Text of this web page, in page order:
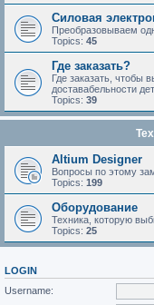
Силовая
Преобразовываем
Topics: 45
Где заказать?
Где заказать, чтобы
доставабельности
Topics: 39
Altium Designer
Вопросы по этому
Topics: 199
Оборудование
Техника, которую
Topics: 25
LOGIN
Username: